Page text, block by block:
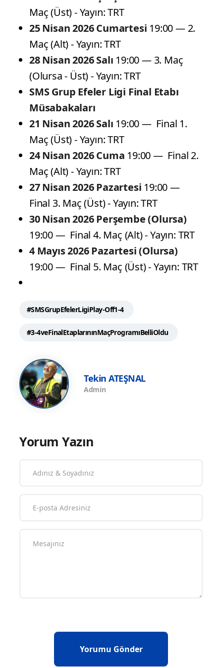
Maç (Üst) - Yayın: TRT
25 Nisan 2026 Cumartesi 19:00 — 2.
Maç (Alt) - Yayın: TRT
28 Nisan 2026 Salı 19:00 — 3. Maç
(Olursa - Üst) - Yayın: TRT
SMS Grup Efeler Ligi Final Etabı
Müsabakaları
21 Nisan 2026 Salı 19:00 — Final 1.
Maç (Üst) - Yayın: TRT
24 Nisan 2026 Cuma 19:00 — Final 2.
Maç (Alt) - Yayın: TRT
27 Nisan 2026 Pazartesi 19:00 —
Final 3. Maç (Üst) - Yayın: TRT
30 Nisan 2026 Perşembe (Olursa)
19:00 — Final 4. Maç (Alt) - Yayın: TRT
4 Mayıs 2026 Pazartesi (Olursa)
19:00 — Final 5. Maç (Üst) - Yayın: TRT
#SMSGrupEfelerLigiPlay-Off1-4
#3-4veFinalEtaplarınınMaçProgramıBelliOldu
Tekin ATEŞNAL
Admin
Yorum Yazın